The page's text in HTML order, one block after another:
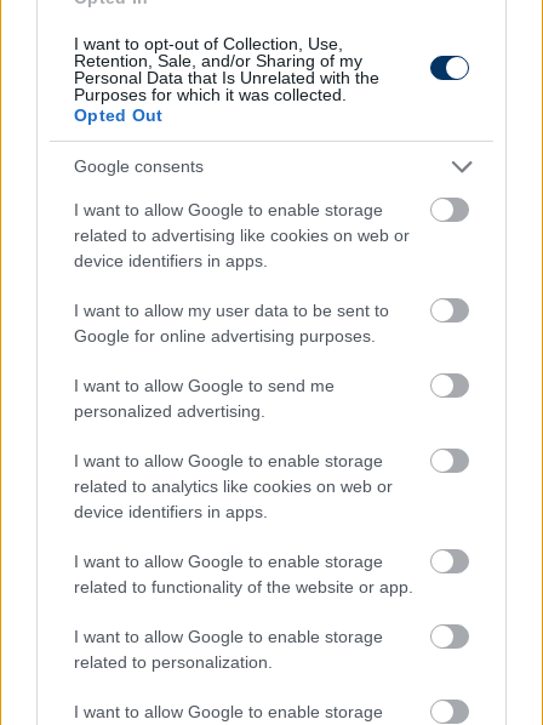
I want to opt-out of Collection, Use,
Retention, Sale, and/or Sharing of my
Personal Data that Is Unrelated with the
Purposes for which it was collected.
Opted Out
Google consents
I want to allow Google to enable storage
related to advertising like cookies on web or
device identifiers in apps.
I want to allow my user data to be sent to
Google for online advertising purposes.
I want to allow Google to send me
personalized advertising.
I want to allow Google to enable storage
related to analytics like cookies on web or
device identifiers in apps.
I want to allow Google to enable storage
related to functionality of the website or app.
I want to allow Google to enable storage
related to personalization.
I want to allow Google to enable storage
MAGYAR FOCI
A Slovan edzője elismerte, jobb volt a
DAC: "Nem sajnálom, hogy Hahnt nem
Három magyar válogatott játékos
edzője is lehet Thomas Doll - itt
kaphat munkát
Szerződést hosszabbított a DAC a
Slovan-verő magyar edzővel
INTERJÚ
edzővel: "Egy olyan korban élünk, amely
már meghaladta ezt a fajta
gondolkodást" - a DAC-ot választaná
az NB I helyett a Slovan-verő tréner
MAGYAR FOCI
kispadján - hivatalos